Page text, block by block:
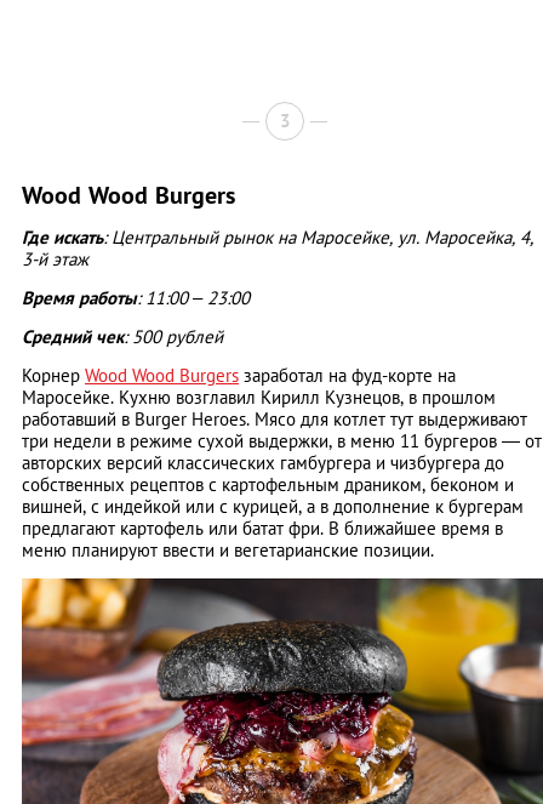
3
Wood Wood Burgers
Где искать: Центральный рынок на Маросейке, ул. Маросейка, 4,
3-й этаж
Время работы: 11:00 – 23:00
Средний чек: 500 рублей
Корнер Wood Wood Burgers заработал на фуд-корте на
Маросейке. Кухню возглавил Кирилл Кузнецов, в прошлом
работавший в Burger Heroes. Мясо для котлет тут выдерживают
три недели в режиме сухой выдержки, в меню 11 бургеров — от
авторских версий классических гамбургера и чизбургера до
собственных рецептов с картофельным драником, беконом и
вишней, с индейкой или с курицей, а в дополнение к бургерам
предлагают картофель или батат фри. В ближайшее время в
меню планируют ввести и вегетарианские позиции.